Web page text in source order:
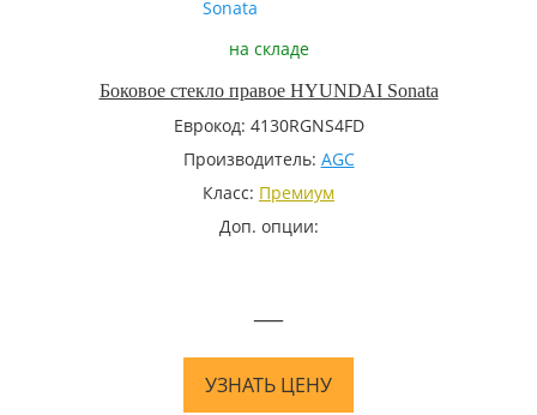
на складе
Боковое стекло правое HYUNDAI Sonata
Еврокод: 4130RGNS4FD
Производитель: AGC
Класс: Премиум
Доп. опции:
—
УЗНАТЬ ЦЕНУ